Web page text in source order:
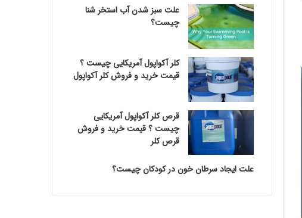
علت سبز شدن آب استخر شنا
چیست؟
کلر آکواپول آمریکایی چیست ؟
قیمت خرید و فروش کلر آکواپول
قرص کلر آکواپول آمریکایی
چیست ؟ قیمت خرید و فروش
قرص کلر
علت ایجاد سرطان خون در کودکان چیست؟